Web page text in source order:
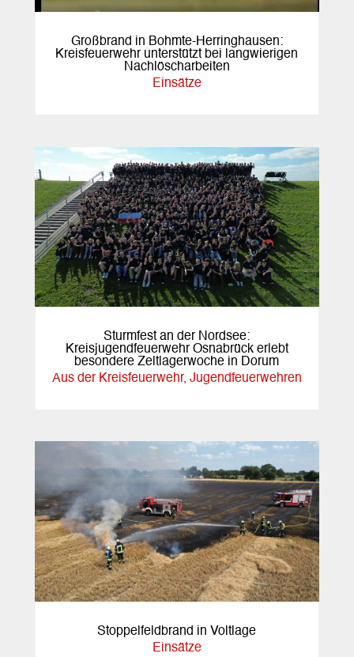
Großbrand in Bohmte-Herringhausen:
Kreisfeuerwehr unterstützt bei langwierigen
Nachlöscharbeiten
Einsätze
Sturmfest an der Nordsee:
Kreisjugendfeuerwehr Osnabrück erlebt
besondere Zeltlagerwoche in Dorum
Aus der Kreisfeuerwehr, Jugendfeuerwehren
Stoppelfeldbrand in Voltlage
Einsätze